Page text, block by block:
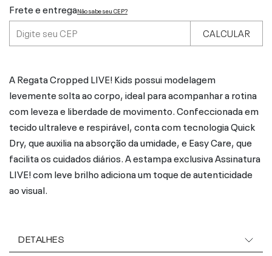
Frete e entregaNão sabe seu CEP?
CALCULAR
A Regata Cropped LIVE! Kids possui modelagem
levemente solta ao corpo, ideal para acompanhar a rotina
com leveza e liberdade de movimento. Confeccionada em
tecido ultraleve e respirável, conta com tecnologia Quick
Dry, que auxilia na absorção da umidade, e Easy Care, que
facilita os cuidados diários. A estampa exclusiva Assinatura
LIVE! com leve brilho adiciona um toque de autenticidade
ao visual.
DETALHES